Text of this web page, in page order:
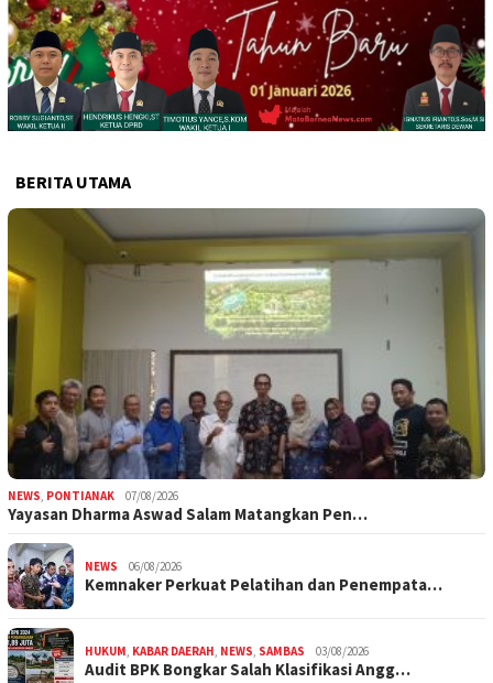
BERITA UTAMA
NEWS, PONTIANAK 07/08/2026
Yayasan Dharma Aswad Salam Matangkan Pen…
NEWS 06/08/2026
Kemnaker Perkuat Pelatihan dan Penempata…
HUKUM, KABAR DAERAH, NEWS, SAMBAS 03/08/2026
Audit BPK Bongkar Salah Klasifikasi Angg…